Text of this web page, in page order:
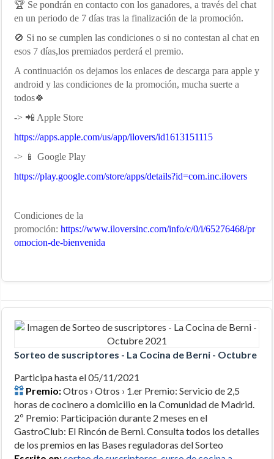
🏆 Se pondrán en contacto con los ganadores, a través del chat
en un periodo de 7 días tras la finalización de la promoción.
🚫 Si no se cumplen las condiciones o si no contestan al chat en
esos 7 días,los premiados perderá el premio.
A continuación os dejamos los enlaces de descarga para apple y
android y las condiciones de la promoción, mucha suerte a
todos🍀
-> 📲 Apple Store
https://apps.apple.com/us/app/ilovers/id1613151115
-> 📱 Google Play
https://play.google.com/store/apps/details?id=com.inc.ilovers
Condiciones de la
promoción: https://www.iloversinc.com/info/c/0/i/65276468/pr
omocion-de-bienvenida
Sorteo de suscriptores - La Cocina de Berni - Octubre
Participa hasta el 05/11/2021
Premio:Otros › Otros › 1.er Premio: Servicio de 2,5
horas de cocinero a domicilio en la Comunidad de Madrid.
2º Premio: Participación durante 2 meses en el
GastroClub: El Rincón de Berni. Consulta todos los detalles
de los premios en las Bases reguladoras del Sorteo